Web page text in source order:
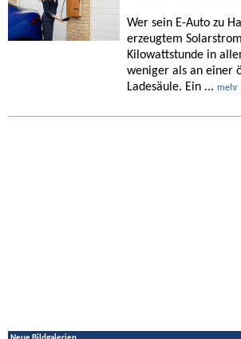
Wer sein E-Auto zu
erzeugtem
Kilowattstunde in
weniger als an einer
Ladesäule. Ein ... mehr